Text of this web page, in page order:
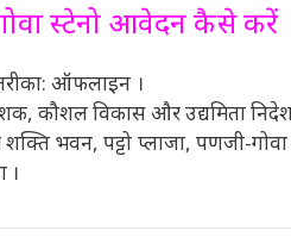
स्टेनो आवेदन कैसे करें
ऑफलाइन ।
कौशल विकास और उद्यमिता
भवन, पट्टो प्लाजा, पणजी-गोवा
।